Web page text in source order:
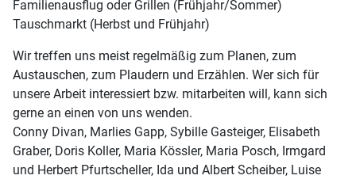
Familienausflug oder Grillen (Frühjahr/Sommer)
Tauschmarkt (Herbst und Frühjahr)
Wir treffen uns meist regelmäßig zum Planen, zum
Austauschen, zum Plaudern und Erzählen. Wer sich für
unsere Arbeit interessiert bzw. mitarbeiten will, kann sich
gerne an einen von uns wenden.
Conny Divan, Marlies Gapp, Sybille Gasteiger, Elisabeth
Graber, Doris Koller, Maria Kössler, Maria Posch, Irmgard
und Herbert Pfurtscheller, Ida und Albert Scheiber, Luise